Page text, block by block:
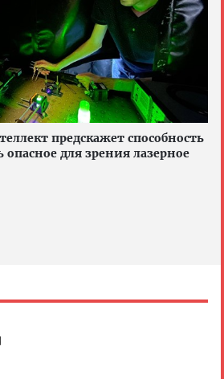
предскажет способность
для зрения лазерное